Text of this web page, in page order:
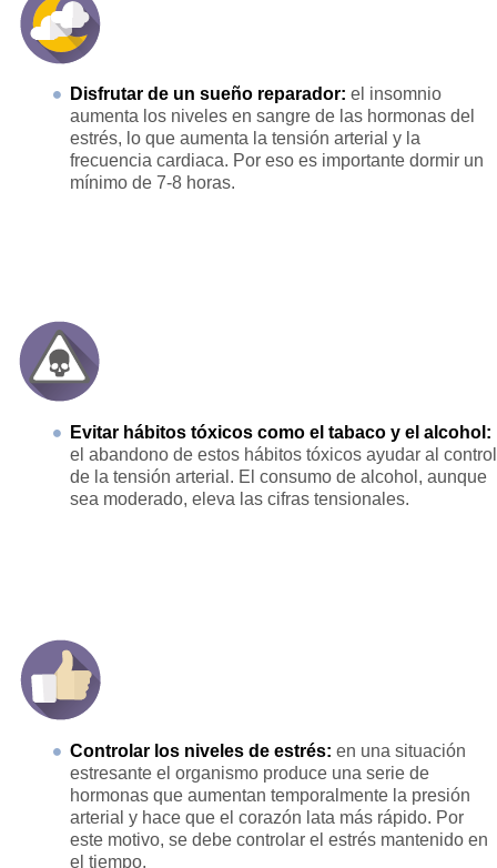
Disfrutar de un sueño reparador: el insomnio
aumenta los niveles en sangre de las hormonas del
estrés, lo que aumenta la tensión arterial y la
frecuencia cardiaca. Por eso es importante dormir un
mínimo de 7-8 horas.
Evitar hábitos tóxicos como el tabaco y el alcohol:
el abandono de estos hábitos tóxicos ayudar al control
de la tensión arterial. El consumo de alcohol, aunque
sea moderado, eleva las cifras tensionales.
Controlar los niveles de estrés: en una situación
estresante el organismo produce una serie de
hormonas que aumentan temporalmente la presión
arterial y hace que el corazón lata más rápido. Por
este motivo, se debe controlar el estrés mantenido en
el tiempo.